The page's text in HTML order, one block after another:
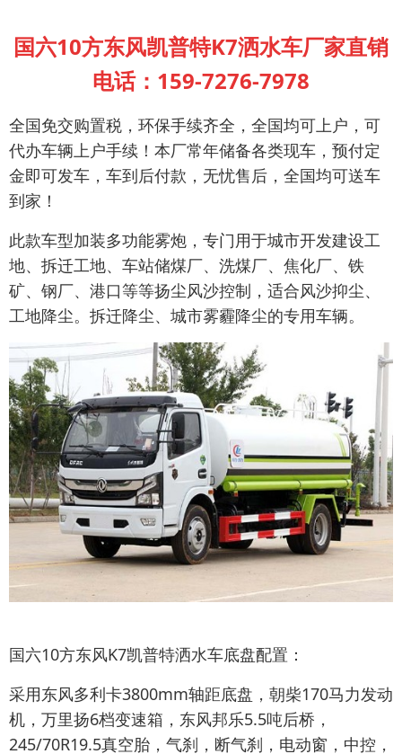
国六10方东风凯普特K7洒水车厂家直销
电话：159-7276-7978
全国免交购置税，环保手续齐全，全国均可上户，可
代办车辆上户手续！本厂常年储备各类现车，预付定
金即可发车，车到后付款，无忧售后，全国均可送车
到家！
此款车型加装多功能雾炮，专门用于城市开发建设工
地、拆迁工地、车站储煤厂、洗煤厂、焦化厂、铁
矿、钢厂、港口等等扬尘风沙控制，适合风沙抑尘、
工地降尘。拆迁降尘、城市雾霾降尘的专用车辆。
国六10方东风K7凯普特洒水车底盘配置：
采用东风多利卡3800mm轴距底盘，朝柴170马力发动
机，万里扬6档变速箱，东风邦乐5.5吨后桥，
245/70R19.5真空胎，气刹，断气刹，电动窗，中控，